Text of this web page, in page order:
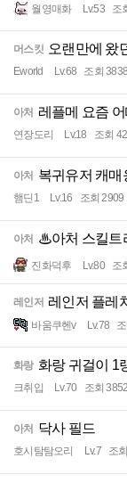
월영매화 Lv.53 조
머스킷 오랜만에 왔
Eworld Lv.68 조회 3838
아처 레플메 요즘
연장도리 Lv.18 조회
아처 복귀유저 캐매
햄딘1 Lv.16 조회 2909
아처 ♨아처 스킬트
진화덕후 Lv.80 조
레인저 레인저 플레
바움쿠헨v Lv.78
화랑 화랑 귀걸이 1
크취입 Lv.70 조회 3852
아처 닥사 필드
호시탐탐오리 Lv.7 조